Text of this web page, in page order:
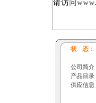
请访问
状 态：
公司简介
产品目录
供应信息